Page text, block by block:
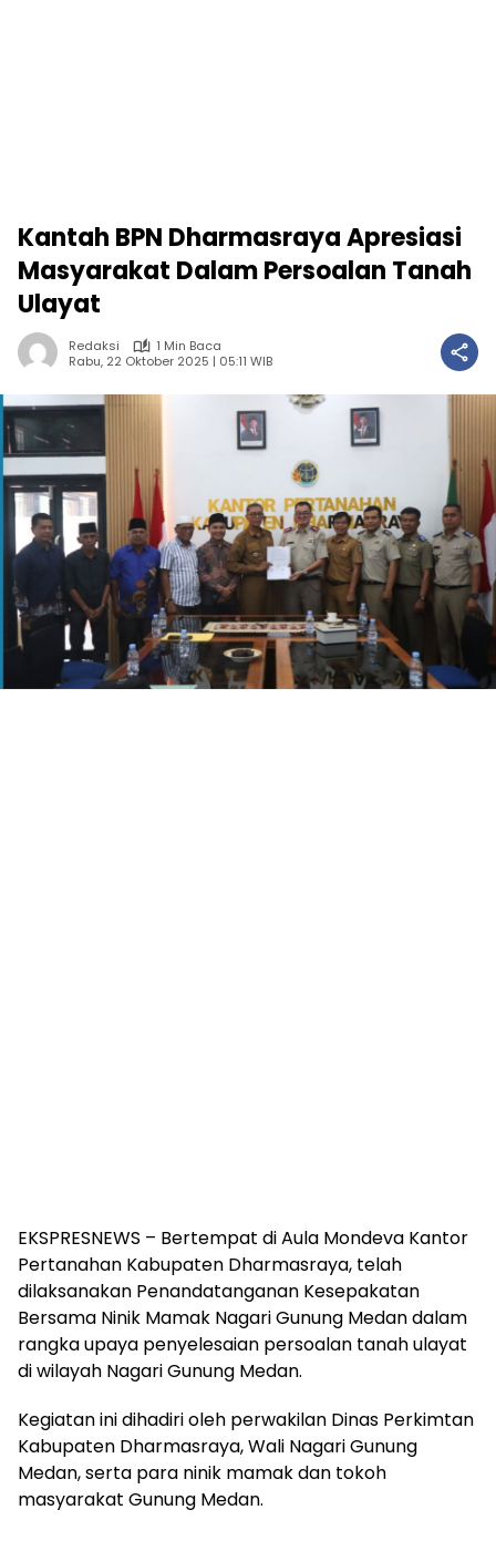
Kantah BPN Dharmasraya Apresiasi
Masyarakat Dalam Persoalan Tanah
Ulayat
Redaksi
1 Min Baca
Rabu, 22 Oktober 2025 | 05:11 WIB
EKSPRESNEWS – Bertempat di Aula Mondeva Kantor
Pertanahan Kabupaten Dharmasraya, telah
dilaksanakan Penandatanganan Kesepakatan
Bersama Ninik Mamak Nagari Gunung Medan dalam
rangka upaya penyelesaian persoalan tanah ulayat
di wilayah Nagari Gunung Medan.
Kegiatan ini dihadiri oleh perwakilan Dinas Perkimtan
Kabupaten Dharmasraya, Wali Nagari Gunung
Medan, serta para ninik mamak dan tokoh
masyarakat Gunung Medan.